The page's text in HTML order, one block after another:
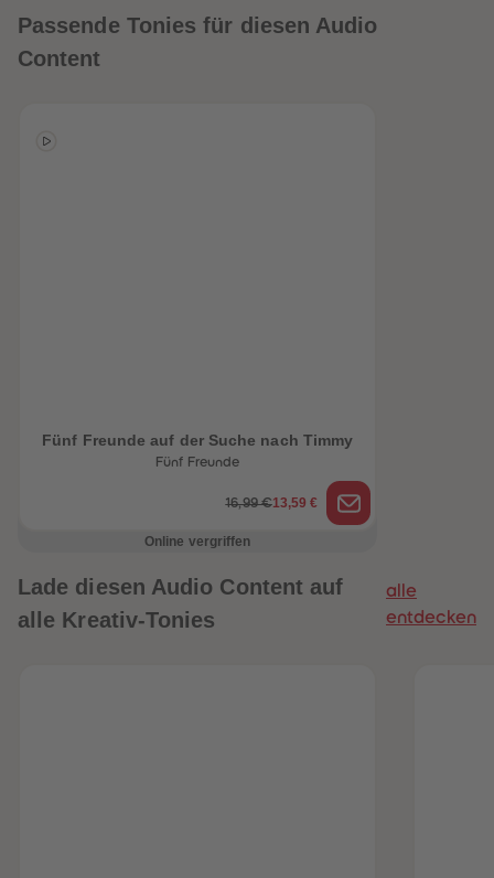
Passende Tonies für diesen Audio
Content
Fünf Freunde auf der Suche nach Timmy
Fünf Freunde
16,99 €13,59 €
Online vergriffen
Lade diesen Audio Content auf
alle Kreativ-Tonies
alle
entdecken